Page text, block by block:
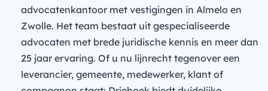
advocatenkantoor met vestigingen in Almelo en
Zwolle. Het team bestaat uit gespecialiseerde
advocaten met brede juridische kennis en meer dan
25 jaar ervaring. Of u nu lijnrecht tegenover een
leverancier, gemeente, medewerker, klant of